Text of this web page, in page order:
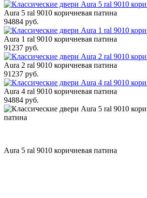
Aura 5 ral 9010 коричневая патина
94884 руб.
Aura 1 ral 9010 коричневая патина
91237 руб.
Aura 2 ral 9010 коричневая патина
91237 руб.
Aura 4 ral 9010 коричневая патина
94884 руб.
Aura 5 ral 9010 коричневая патина